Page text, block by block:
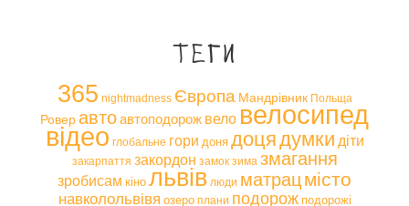
Теги
365 nightmadness Європа Мандрівник Польща
Роверавтоавтоподорож вело велосипед
відео глобальне гори доня доцядумки діти
закарпаття закордон замок зима змагання
зробисам кіно львів люди матрацмісто
навколольвівя озеро плани подорож подорожі